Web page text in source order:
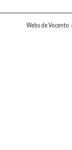
Webs de Vocento